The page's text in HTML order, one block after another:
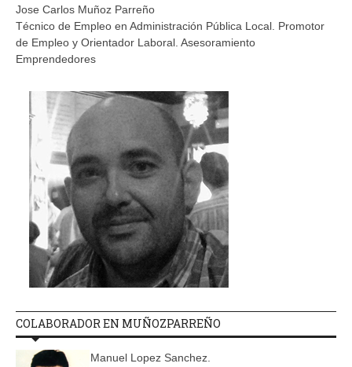
Jose Carlos Muñoz Parreño
Técnico de Empleo en Administración Pública Local. Promotor
de Empleo y Orientador Laboral. Asesoramiento
Emprendedores
COLABORADOR EN MUÑOZPARREÑO
Manuel Lopez Sanchez.